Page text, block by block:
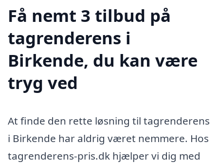
Få nemt 3 tilbud på
tagrenderens i
Birkende, du kan være
tryg ved
At finde den rette løsning til tagrenderens
i Birkende har aldrig været nemmere. Hos
tagrenderens-pris.dk hjælper vi dig med